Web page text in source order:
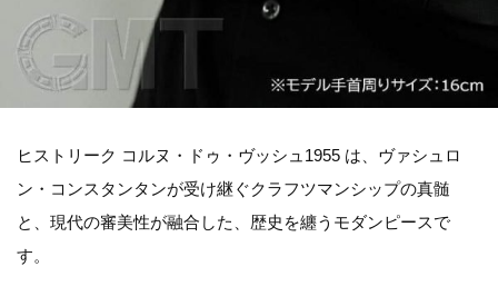
ヒストリーク コルヌ・ドゥ・ヴッシュ1955 は、ヴァシュロ
ン・コンスタンタンが受け継ぐクラフツマンシップの真髄
と、現代の審美性が融合した、歴史を纏うモダンピースで
す。